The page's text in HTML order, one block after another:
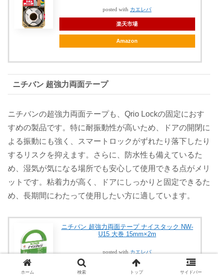
posted with カエレバ
楽天市場
Amazon
ニチバン 超強力両面テープ
ニチバンの超強力両面テープも、Qrio Lockの固定におす
すめの製品です。特に耐振動性が高いため、ドアの開閉に
よる振動にも強く、スマートロックがずれたり落下したり
するリスクを抑えます。さらに、防水性も備えているた
め、湿気が気になる場所でも安心して使用できる点がメリ
ットです。粘着力が高く、ドアにしっかりと固定できるた
め、長期間にわたって使用したい方に適しています。
ニチバン 超強力両面テープ ナイスタック NW-
U15 大巻 15mm×2m
posted withカエレバ
楽天市場
ホーム 検索 トップ サイドバー